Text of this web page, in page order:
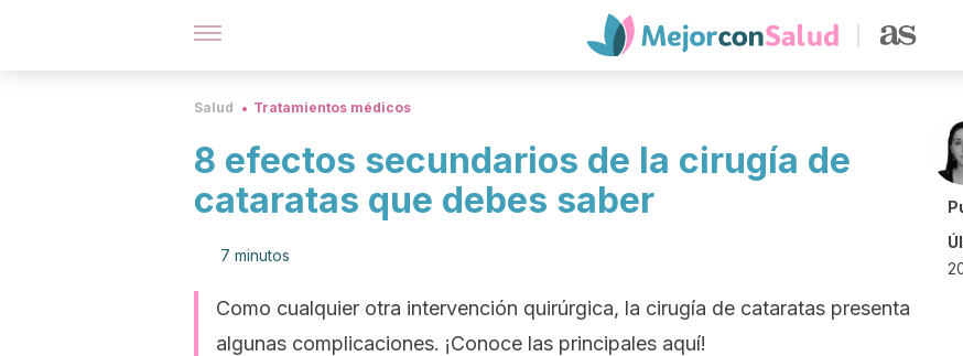
Salud Tratamientos médicos
8 efectos secundarios de la cirugía de
cataratas que debes saber
7 minutos
Como cualquier otra intervención quirúrgica, la cirugía de cataratas presenta
algunas complicaciones. ¡Conoce las principales aquí!